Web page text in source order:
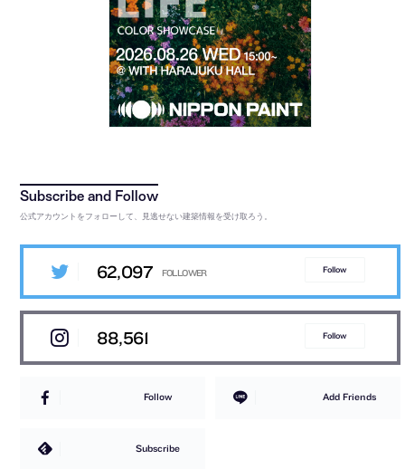
公式アカウントをフォローして、見逃せない建築情報を受け取ろう。
62,097 Follow
88,561 Follow
Follow Add Friends
Subscribe